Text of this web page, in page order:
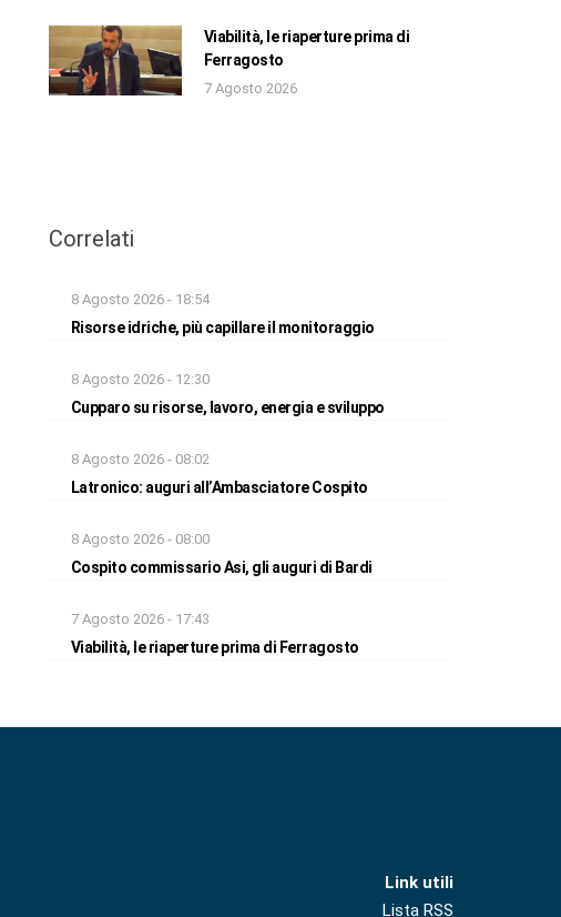
Viabilità, le riaperture prima di
Ferragosto
7 Agosto 2026
Correlati
8 Agosto 2026 - 18:54
Risorse idriche, più capillare il monitoraggio
8 Agosto 2026 - 12:30
Cupparo su risorse, lavoro, energia e sviluppo
8 Agosto 2026 - 08:02
Latronico: auguri all’Ambasciatore Cospito
8 Agosto 2026 - 08:00
Cospito commissario Asi, gli auguri di Bardi
7 Agosto 2026 - 17:43
Viabilità, le riaperture prima di Ferragosto
Link utili
Lista RSS